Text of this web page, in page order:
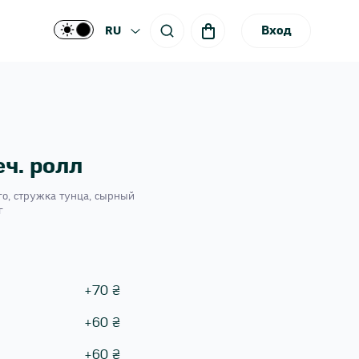
RU Вход
ролл
стружка тунца, сырный
+ 70 ₴
+60 ₴
+60 ₴